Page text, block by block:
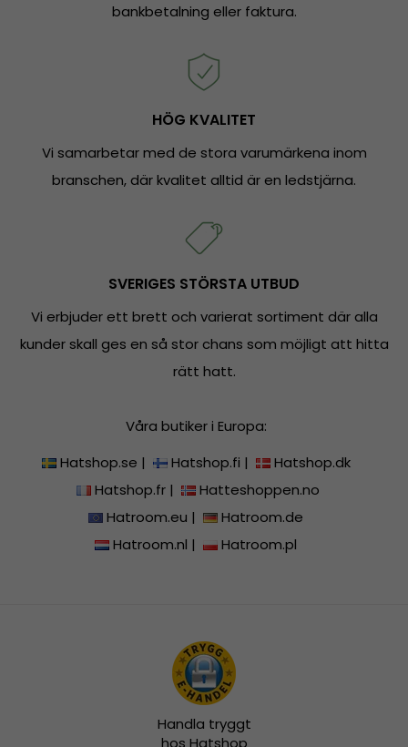
bankbetalning eller faktura.
HÖG KVALITET
Vi samarbetar med de stora varumärkena inom
branschen, där kvalitet alltid är en ledstjärna.
SVERIGES STÖRSTA UTBUD
Vi erbjuder ett brett och varierat sortiment där alla
kunder skall ges en så stor chans som möjligt att hitta
rätt hatt.
Våra butiker i Europa:
Hatshop.se | Hatshop.fi |
Hatshop.dk
Hatshop.fr|
Hatteshoppen.no
Hatroom.eu |
Hatroom.de
Hatroom.nl | Hatroom.pl
Handla tryggt
hos Hatshop